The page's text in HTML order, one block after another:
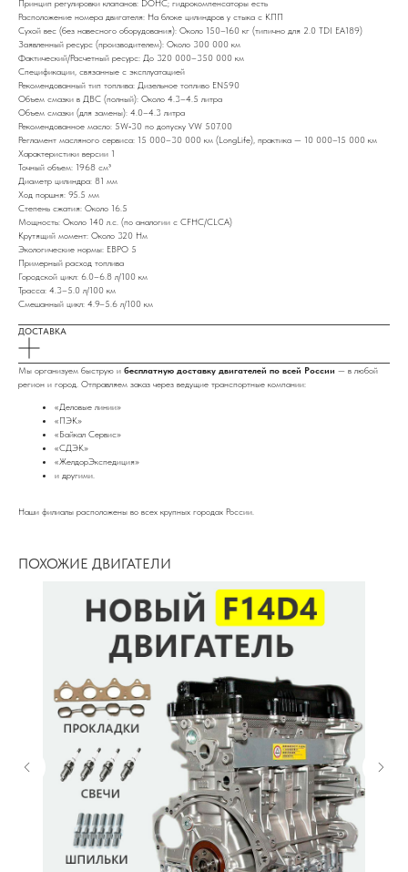
Принцип регулировки клапанов: DOHC; гидрокомпенсаторы есть
Расположение номера двигателя: На блоке цилиндров у стыка с КПП
Сухой вес (без навесного оборудования): Около 150–160 кг (типично для 2.0 TDI EA189)
Заявленный ресурс (производителем): Около 300 000 км
Фактический/Расчетный ресурс: До 320 000–350 000 км
Спецификации, связанные с эксплуатацией
Рекомендованный тип топлива: Дизельное топливо EN590
Объем смазки в ДВС (полный): Около 4.3–4.5 литра
Объем смазки (для замены): 4.0–4.3 литра
Рекомендованное масло: 5W‑30 по допуску VW 507.00
Регламент масляного сервиса: 15 000–30 000 км (LongLife), практика — 10 000–15 000 км
Характеристики версии 1
Точный объем: 1968 см³
Диаметр цилиндра: 81 мм
Ход поршня: 95.5 мм
Степень сжатия: Около 16.5
Мощность: Около 140 л.с. (по аналогии с CFHC/CLCA)
Крутящий момент: Около 320 Нм
Экологические нормы: ЕВРО 5
Примерный расход топлива
Городской цикл: 6.0–6.8 л/100 км
Трасса: 4.3–5.0 л/100 км
Смешанный цикл: 4.9–5.6 л/100 км
ДОСТАВКА
Мы организуем быструю и бесплатную доставку двигателей по всей России — в любой
регион и город. Отправляем заказ через ведущие транспортные компании:
«Деловые линии»
«ПЭК»
«Байкал Сервис»
«СДЭК»
«ЖелдорЭкспедиция»
и другими.
Наши филиалы расположены во всех крупных городах России.
ПОХОЖИЕ ДВИГАТЕЛИ